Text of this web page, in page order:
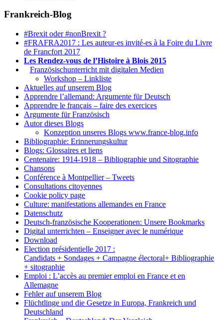
Frankreich-Blog
#Brexit oder #nonBrexit ?
#FRAFRA2017 : Les auteur-es invité-es à la Foire du Livre
de Francfort 2017
Les Rendez-vous de l’Histoire à Blois 2015
Französischunterricht mit digitalen Medien
Workshop – Linkliste
Aktuelles auf unserem Blog
Apprendre l’allemand: Argumente für Deutsch
Apprendre le français – faire des exercices
Argumente für Französisch
Autor dieses Blogs
Konzeption unseres Blogs www.france-blog.info
Bibliographie: Erinnerungskultur
Blogs: Glossaires et liens
Centenaire: 1914-1918 – Bibliographie und Sitographie
Chansons
Conférence à Montpellier – Tweets
Consultations citoyennes
Cookie policy page
Culture: manifestations allemandes en France
Datenschutz
Deutsch-französische Kooperationen: Unsere Bookmarks
Digital unterrichten – Enseigner avec le numérique
Download
Election présidentielle 2017 :
Candidats + Sondages + Campagne électoral+ Bibliographie
+ sitographie
Emploi : L’accès au premier emploi en France et en
Allemagne
Fehler auf unserem Blog
Flüchtlinge und die Gesetze in Europa, Frankreich und
Deutschland